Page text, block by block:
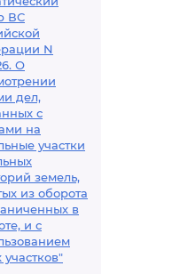
ВС
N
О
дел,
с
на
участки
земель,
из оборота
в
и с
участков"